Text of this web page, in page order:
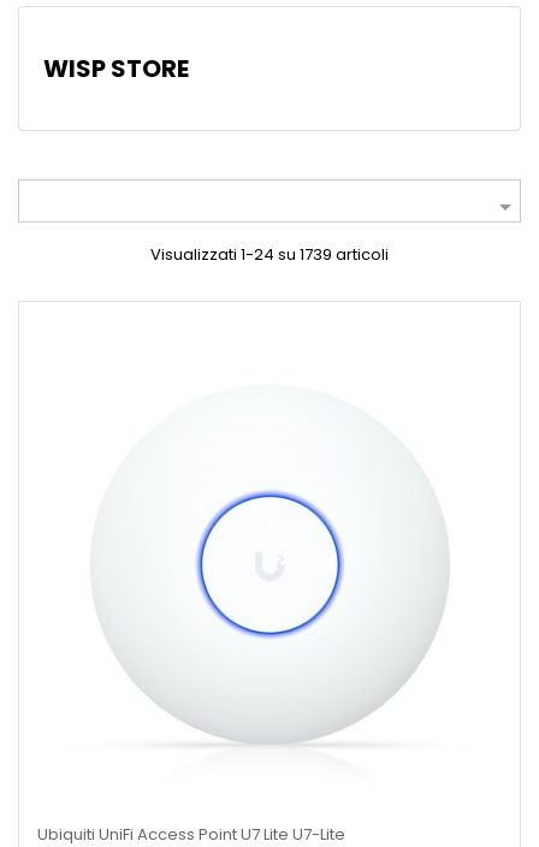
WISP STORE

Visualizzati 1-24 su 1739 articoli
Ubiquiti UniFi Access Point U7 Lite U7-Lite